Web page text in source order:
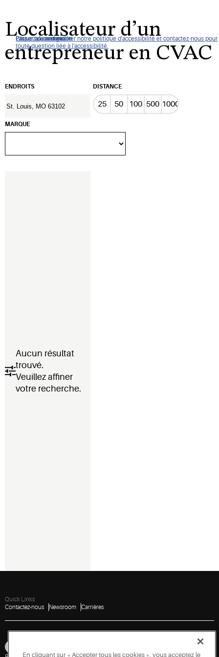
Cliquez pour consulter notre politique d'accessibilité et contactez-nous pour
toute question liée à l'accessibilité.
Passer à la navigation
Passer au contenu
Passer à la recherche
Localisateur d’un
entrepreneur en CVAC
ENDROITS
MARQUE
DISTANCE
25 50 100 500 1000
Aucun résultat
trouvé.
Veuillez affiner
votre recherche.
Quick Links
Contactez-nous
Newsroom Carrières
En cliquant sur « Accepter tous les cookies », vous acceptez le